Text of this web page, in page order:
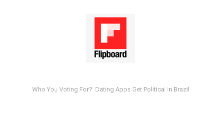
Who You Voting For?' Dating Apps Get Political In Brazil